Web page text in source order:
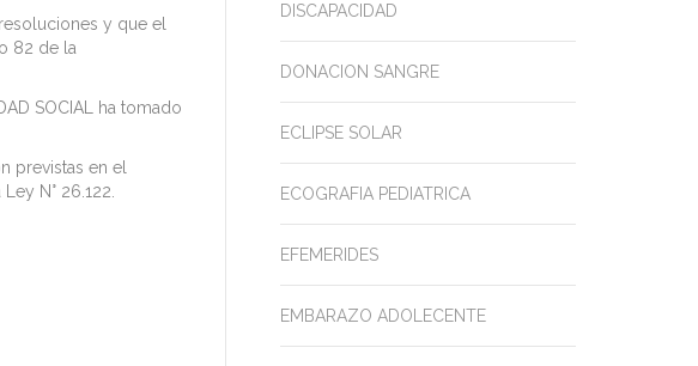
y que el
82 de la
SOCIAL ha tomado
previstas en el
N° 26.122.
DISCAPACIDAD
DONACION SANGRE
ECLIPSE SOLAR
ECOGRAFIA PEDIATRICA
EFEMERIDES
EMBARAZO ADOLECENTE